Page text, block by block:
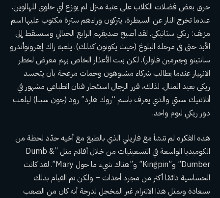
حرق بعض فضلات الكلاب على عتبة منزل لم يوزع أي حلوى للهالوين.
عندما تخرج النار عن السيطرة، يتركون وراءهم سترة مكتوب عليها اسم
مزيف: ريكي ستانيكي. لقد أصبح صديقهم الرابع الخيالي وسيسقط إلى
الأبد حتى في مرحلة البلوغ (حيث يكونون كذلك). يلعبه زاك إيفرونوأندرو
سانتينو وجيرمين فاولر). لكن بيت الأعذار الخاص بهم معرض لخطر
الانهيار عندما يطالب شركاء مشبوهون وحمات مزعجة بأن يتجسد
ريكي بعيد المنال. لذلك، قرر الرجال استئجار فنان انطباعي مشهور في
أتلانتيك سيتي والذي يعرف باسم “روك هارد” رود (جون سينا) ليلعب
دور ريكي ليوم واحد.
هذه الفكرة لم تنشأ مع فاريلي الذي بالطبع مع أخيه حدّد لحظة من
الكوميديا ​​الواسعة في التسعينيات من خلال أفلام مثل “Dumb &
Dumber” و”Kingpin” و”هناك شيء ما حول Mary”. لقد كانت
الحساسية دائمًا أكثر من مجرد أحداث – ولكن تم القيام بذلك
بسعادة وبمثل هذا الالتزام غير المخجل لدرجة أنه كان من الصعب